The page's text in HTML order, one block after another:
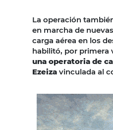
La operación
en marcha de
carga aérea en los
habilitó, por primera
una operatoria de
Ezeiza vinculada al